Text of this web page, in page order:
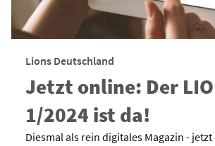
Lions Deutschland
Jetzt online: Der
1/2024 ist da!
Diesmal als rein digitales Magazin -